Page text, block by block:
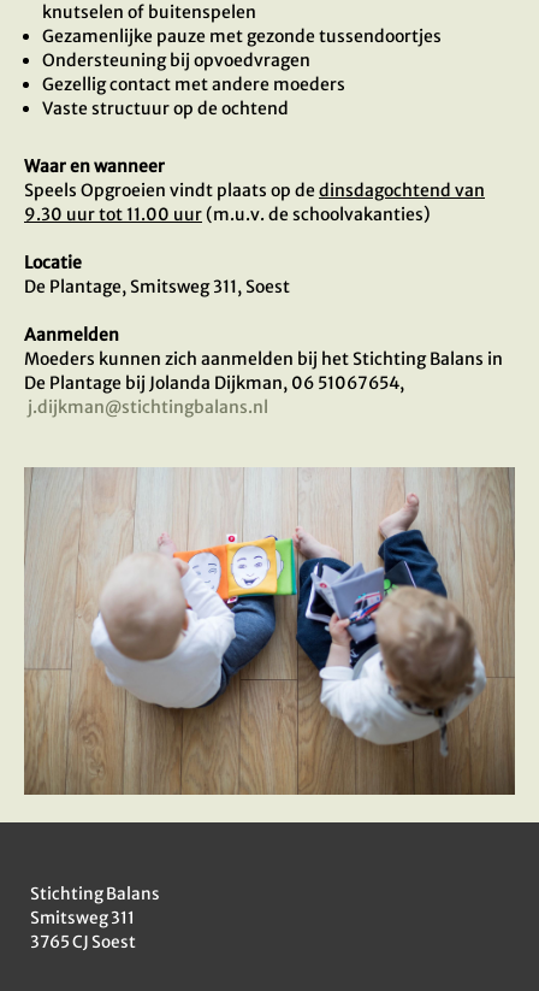
knutselen of buitenspelen
Gezamenlijke pauze met gezonde tussendoortjes
Ondersteuning bij opvoedvragen
Gezellig contact met andere moeders
Vaste structuur op de ochtend
Waar en wanneer
Speels Opgroeien vindt plaats op dedinsdagochtend van
9.30 uur tot 11.00 uur(m.u.v. de schoolvakanties)
Locatie
De Plantage, Smitsweg 311, Soest
Aanmelden
Moeders kunnen zich aanmelden bij het Stichting Balans in
De Plantage bij Jolanda Dijkman, 06 51067654,
j.dijkman@stichtingbalans.nl
Stichting Balans
Smitsweg 311
3765 CJSoest